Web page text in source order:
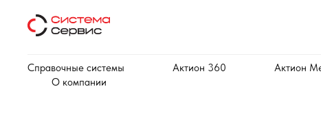
Справочные системы Актион 360 Актион
О компании